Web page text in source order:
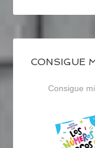
CONSIGUE
Consigue